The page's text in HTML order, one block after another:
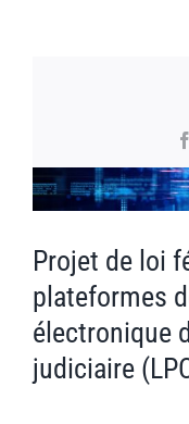
Voir
l'image
Projet de loi
plateformes
électronique
judiciaire